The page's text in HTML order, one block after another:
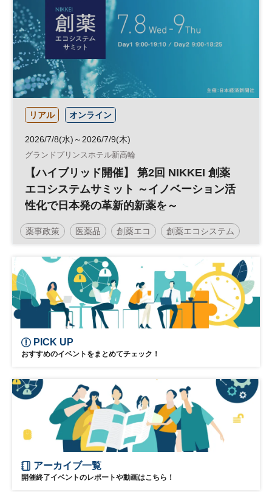
リアル オンライン
2026/7/8(水)～2026/7/9(木)
グランドプリンスホテル新高輪
【ハイブリッド開催】 第2回 NIKKEI 創薬
エコシステムサミット ～イノベーション活
性化で日本発の革新的新薬を～
薬事政策 医薬品 創薬エコ 創薬エコシステム
薬学 製剤 再生医療
健康 感染症 参加無料
PICK UP
おすすめのイベントをまとめてチェック！
アーカイブ一覧
開催終了イベントのレポートや動画はこちら！